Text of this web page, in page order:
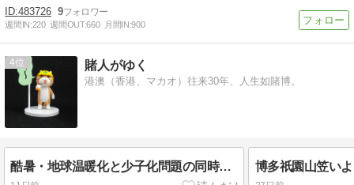
483726 9
週間IN:220 週間OUT:660 月間IN:900
4 賭人がゆく
港澳（香港、マカオ）往来30年、人生如賭博。
酷暑・地球温暖化と少子化問題の同時対策!?